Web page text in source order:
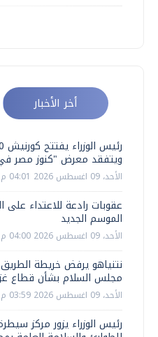
أخر الأخبار
ويتفقد معرض "كنوز مصر
الأحد، 09 اغسطس 2026 04:01 م
عقوبات رادعة للاعتداء
الموسم الجديد
الأحد، 09 اغسطس 2026 04:00 م
نتنياهو يرفض خريطة
مجلس السلام بشأن قطاع
الأحد، 09 اغسطس 2026 03:59 م
رئيس الوزراء يزور مركز